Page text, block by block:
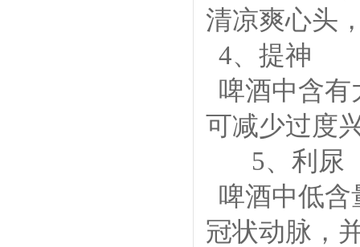
清凉爽心头
4、提神
啤酒中含
可减少过度
5、利尿
啤酒中低
冠状动脉，